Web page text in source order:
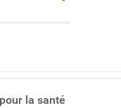
la santé